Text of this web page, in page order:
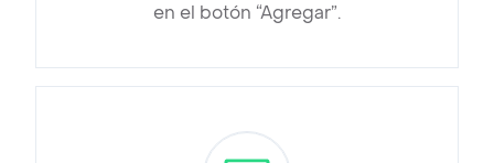
en el botón “Agregar”.